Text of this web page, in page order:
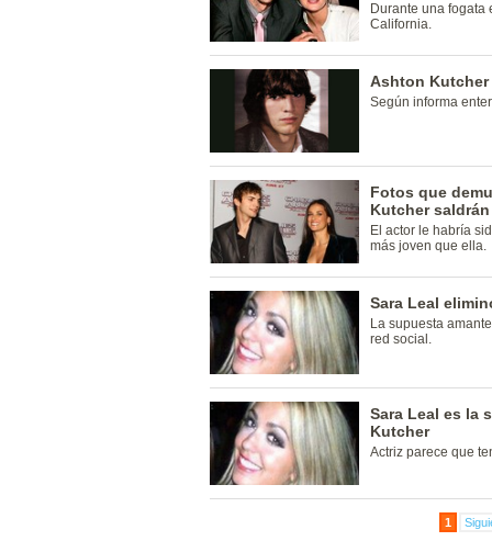
Durante una fogata
California.
Ashton Kutcher
Según informa
Fotos que
Kutcher
El actor le habría
más joven que ella.
Sara Leal
La supuesta
red social.
Sara Leal es la
Kutcher
Actriz parece que
1